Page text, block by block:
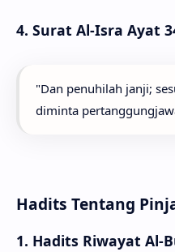
4. Surat Al-Isra Ayat
"Dan penuhilah janji;
diminta
Hadits Tentang
1. Hadits Riwayat Al-